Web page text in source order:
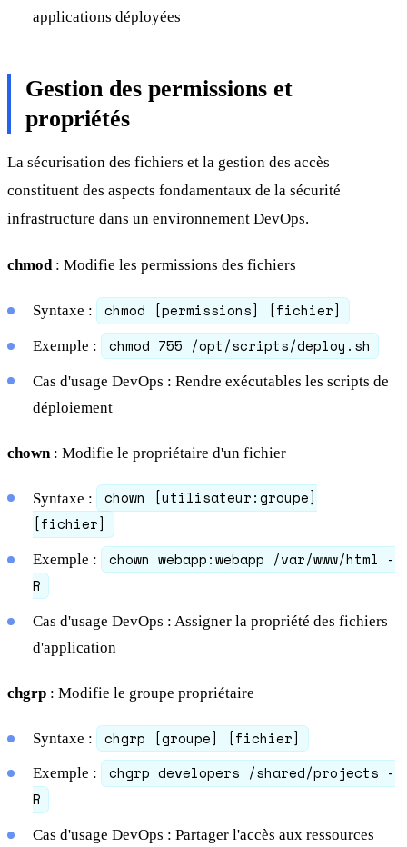
applications déployées
Gestion des permissions et
propriétés
La sécurisation des fichiers et la gestion des accès
constituent des aspects fondamentaux de la sécurité
infrastructure dans un environnement DevOps.
chmod: Modifie les permissions des fichiers
Syntaxe : chmod [permissions] [fichier]
Exemple : chmod 755 /opt/scripts/deploy.sh
Cas d'usage DevOps : Rendre exécutables les scripts de
déploiement
chown : Modifie le propriétaire d'un fichier
Syntaxe :
chown [utilisateur:groupe]
[fichier]
Exemple :
chown webapp:webapp /var/www/html -
R
Cas d'usage DevOps : Assigner la propriété des fichiers
d'application
chgrp : Modifie le groupe propriétaire
Syntaxe : chgrp [groupe] [fichier]
Exemple :
chgrp developers /shared/projects -
R
Cas d'usage DevOps : Partager l'accès aux ressources